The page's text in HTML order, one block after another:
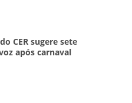
CER sugere sete
após carnaval